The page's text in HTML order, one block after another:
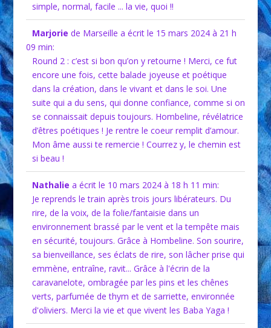
simple, normal, facile ... la vie, quoi !!
Marjorie de Marseille a écrit le 15 mars 2024à 21 h
09 min:
Round 2 : c’est si bon qu’on y retourne ! Merci, ce fut
encore une fois, cette balade joyeuse et poétique
dans la création, dans le vivant et dans le soi. Une
suite qui a du sens, qui donne confiance, comme si on
se connaissait depuis toujours. Hombeline, révélatrice
d’êtres poétiques ! Je rentre le coeur remplit d’amour.
Mon âme aussi te remercie ! Courrez y, le chemin est
si beau !
Nathalie a écrit le 10 mars 2024à 18 h 11 min:
Je reprends le train après trois jours libérateurs. Du
rire, de la voix, de la folie/fantaisie dans un
environnement brassé par le vent et la tempête mais
en sécurité, toujours. Grâce à Hombeline. Son sourire,
sa bienveillance, ses éclats de rire, son lâcher prise qui
emmène, entraîne, ravit... Grâce à l'écrin de la
caravanelote, ombragée par les pins et les chênes
verts, parfumée de thym et de sarriette, environnée
d'oliviers. Merci la vie et que vivent les Baba Yaga !